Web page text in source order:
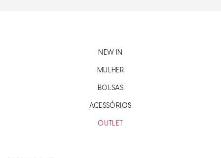
NEW IN
MULHER
BOLSAS
ACESSÓRIOS
OUTLET